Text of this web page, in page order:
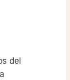
del